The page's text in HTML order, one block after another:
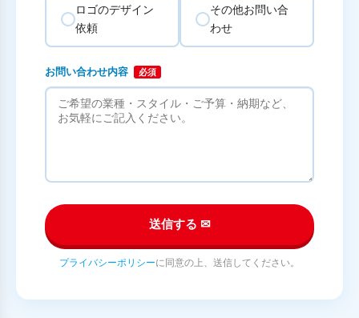
ロゴのデザイン
依頼
その他お問い合
わせ
お問い合わせ内容 必須
送信する ✉
プライバシーポリシーに同意の上、送信してください。